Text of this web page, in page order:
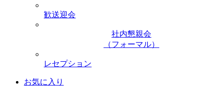
歓送迎会
社内懇親会
（フォーマル）
レセプション
お気に入り